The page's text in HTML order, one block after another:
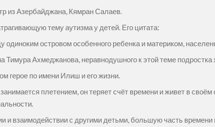
из Азербайджана, Кямран Салаев.
тему аутизма у детей. Его цитата:
одиноким островом особенного ребенка и материком,
Тимура Ахмеджанова, неравнодушного к этой теме подростка
герое по имени Илиш и его жизни.
плетением, он теряет счёт времени и живет в
и взаимодействии с другими детьми, большую часть